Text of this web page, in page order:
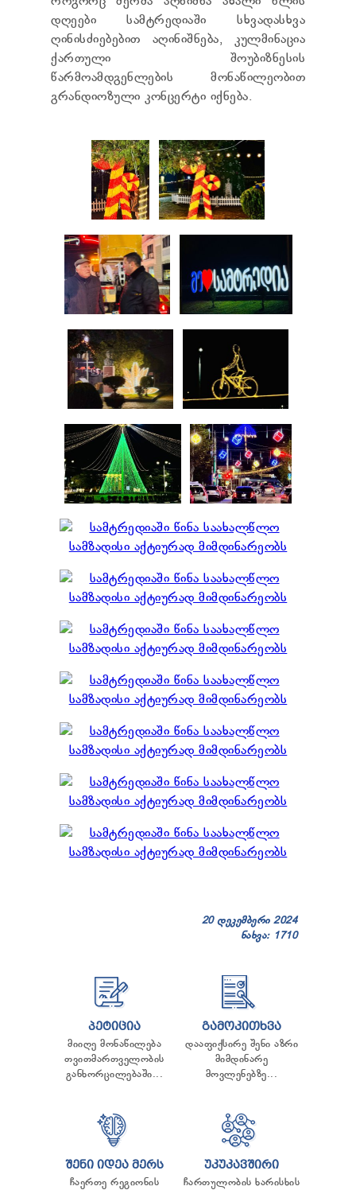
ᲢᲔᲜᲓᲔᲠᲔᲑᲘ
ᲞᲠᲔᲖᲘᲓᲔᲜᲢᲘᲡᲗᲕᲘᲡ ᲓᲐ
ᲞᲐᲠᲚᲐᲛᲔᲜᲢᲘᲡᲗᲕᲘᲡ ᲬᲐᲠᲡᲐᲓᲒᲔᲜᲘ ᲐᲜᲒᲐᲠᲘᲨᲘ
ᲡᲐᲯᲐᲠᲝ ᲘᲜᲤᲝᲠᲛᲐᲪᲘᲘᲡ ᲛᲝᲗᲮᲝᲕᲜᲐ
ᲞᲔᲠᲡᲝᲜᲐᲚᲣᲠ ᲛᲝᲜᲐᲪᲔᲛᲗᲐ ᲓᲐᲪᲕᲘᲡ
ᲡᲐᲛᲐᲠᲗᲚᲔᲑᲠᲘᲕᲘ ᲒᲐᲓᲐᲬᲧᲕᲔᲢᲘᲚᲔᲑᲔᲑᲘ
დღეები სამტრედიაში სხვადასხვა
ღინისძიებებით აღინიშნება, კულმინაცია
ქართული შოუბიზნესის
წარმოამდგენლების მონაწილეობით
გრანდიოზული კონცერტი იქნება.
20 დეკემბერი 2024
ნახვა: 1710
ᲞᲔᲢᲘᲪᲘᲐ
მიიღე მონაწილება
თვითმართველობის
განხორცილებაში...
ᲒᲐᲛᲝᲙᲘᲗᲮᲕᲐ
დააფიქსირე შენი აზრი
მიმდინარე
მოვლენებზე...
ᲨᲔᲜᲘ ᲘᲓᲔᲐ ᲛᲔᲠᲡ
ჩაერთე რეგიონის
ᲣᲙᲣᲙᲐᲕᲨᲘᲠᲘ
ჩართულობის ხარისხის